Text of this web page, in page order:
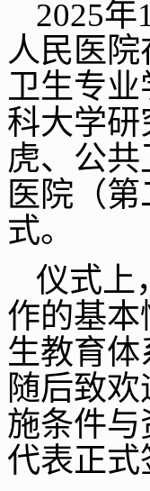
2025
人民医
卫生专
科大学
虎、公
医院（
式。
仪式上
作的基
生教育
随后致
施条件
代表正